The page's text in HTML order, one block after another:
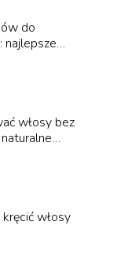
do
najlepsze
włosy bez
włosy